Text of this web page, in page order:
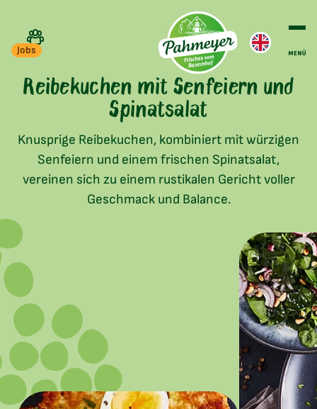
Jobs
Reibekuchen mit Senfeiern und
Spinatsalat
Knusprige Reibekuchen, kombiniert mit würzigen
Senfeiern und einem frischen Spinatsalat,
vereinen sich zu einem rustikalen Gericht voller
Geschmack und Balance.